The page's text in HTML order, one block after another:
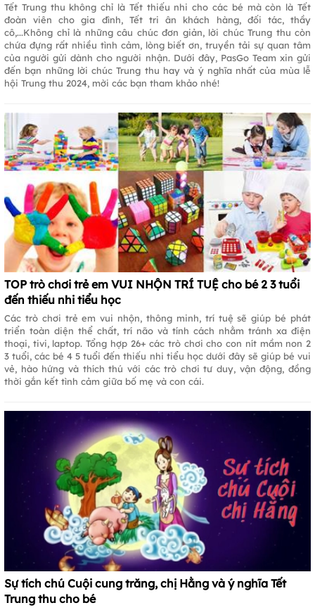
Tết Trung thu không chỉ là Tết thiếu nhi cho các bé mà còn là Tết
đoàn viên cho gia đình, Tết tri ân khách hàng, đối tác, thầy
cô,...Không chỉ là những câu chúc đơn giản, lời chúc Trung thu còn
chứa đựng rất nhiều tình cảm, lòng biết ơn, truyền tải sự quan tâm
của người gửi dành cho người nhận. Dưới đây, PasGo Team xin gửi
đến bạn những lời chúc Trung thu hay và ý nghĩa nhất của mùa lễ
hội Trung thu 2024, mời các bạn tham khảo nhé!
TOP trò chơi trẻ em VUI NHỘN TRÍ TUỆ cho bé 2 3 tuổi
đến thiếu nhi tiểu học
Các trò chơi trẻ em vui nhộn, thông minh, trí tuệ sẽ giúp bé phát
triển toàn diện thể chất, trí não và tính cách nhằm tránh xa điện
thoại, tivi, laptop. Tổng hợp 26+ các trò chơi cho con nít mầm non 2
3 tuổi, các bé 4 5 tuổi đến thiếu nhi tiểu học dưới đây sẽ giúp bé vui
vẻ, hào hứng và thích thú với các trò chơi tư duy, vận động, đồng
thời gắn kết tình cảm giữa bố mẹ và con cái.
Sự tích chú Cuội cung trăng, chị Hằng và ý nghĩa Tết
Trung thu cho bé